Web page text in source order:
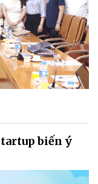
biến ý